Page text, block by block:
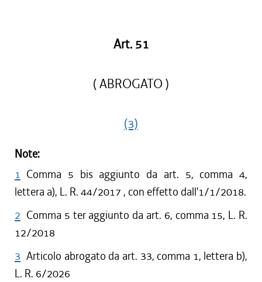
Art. 51
( ABROGATO )
(3)
Note:
1 Comma 5 bis aggiunto da art. 5, comma 4,
lettera a), L. R. 44/2017 , con effetto dall'1/1/2018.
2 Comma 5 ter aggiunto da art. 6, comma 15, L. R.
12/2018
3 Articolo abrogato da art. 33, comma 1, lettera b),
L. R. 6/2026